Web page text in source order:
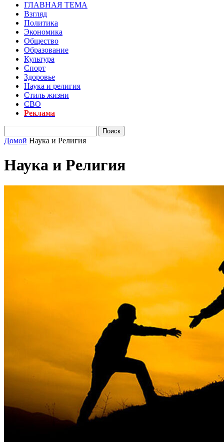
ГЛАВНАЯ ТЕМА
Взгляд
Политика
Экономика
Общество
Образование
Культура
Спорт
Здоровье
Наука и религия
Стиль жизни
СВО
Реклама
Домой Наука и Религия
Наука и Религия